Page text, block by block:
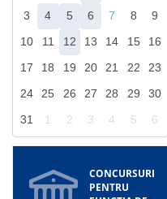
3
4 5 6 7 8
9
10
11 12 13 14 15
16
17
18 19 20 21 22
23
24
25 26 27 28 29
30
31
1 2 3 4 5 6
CONCURSURI
PENTRU